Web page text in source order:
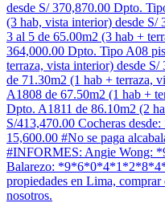
desde S/ 370,870.00 Dpto.
(3 hab, vista interior) desde
3 al 5 de 65.00m2 (3 hab +
364,000.00 Dpto. Tipo A08
terraza, vista interior) desde
de 71.30m2 (1 hab + terraza,
A1808 de 67.50m2 (1 hab +
Dpto. A1811 de 86.10m2 (2
S/413,470.00 Cocheras
15,600.00 #No se paga
#INFORMES: Angie Wong:
Balarezo:
propiedades en Lima,
nosotros.